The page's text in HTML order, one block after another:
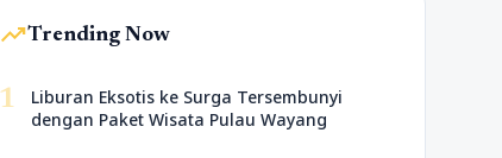
trending_upTrending Now
1
Liburan Eksotis ke Surga Tersembunyi
dengan Paket Wisata Pulau Wayang